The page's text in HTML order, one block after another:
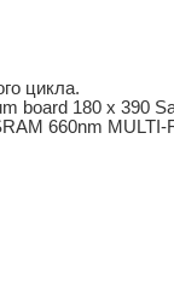
цикла.
board 180 х 390
660nm MULTI-